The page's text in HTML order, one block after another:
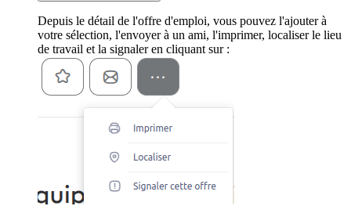
Depuis le détail de l'offre d'emploi, vous pouvez l'ajouter à
votre sélection, l'envoyer à un ami, l'imprimer, localiser le lieu
de travail et la signaler en cliquant sur :